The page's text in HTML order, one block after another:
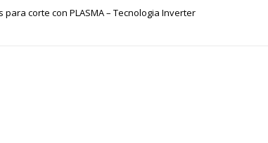
para corte con PLASMA – Tecnologia Inverter